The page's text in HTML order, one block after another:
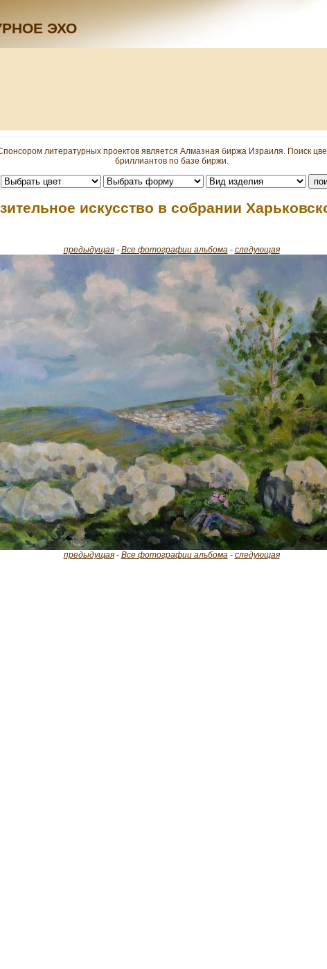
ЭХО
литературных проектов является Алмазная биржа Израиля. Поиск
бриллиантов по базе биржи.
искусство в собрании
предыдущая- Все фотографии альбома - следующая
предыдущая- Все фотографии альбома - следующая